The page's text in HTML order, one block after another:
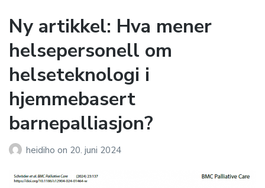
Ny artikkel: Hva mener
helsepersonell om
helseteknologi i
hjemmebasert
barnepalliasjon?
heidiho on 20. juni 2024